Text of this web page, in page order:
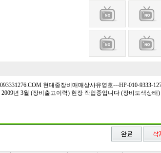
현대중장비매매상사유영호---HP-010-9333-
년 3월 (장비출고이력) 현장 작업중입니다 (장비도색상태